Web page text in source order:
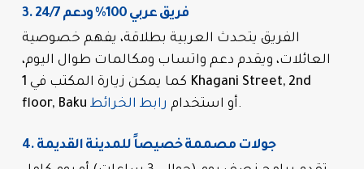
3. فريق عربي 100% ودعم 24/7
الفريق يتحدث العربية بطلاقة، يفهم خصوصية
العائلات، ويقدم دعم واتساب ومكالمات طوال اليوم،
كما يمكن زيارة المكتب في 1 Khagani Street, 2nd
floor, Baku
أو استخدام رابط الخرائط .
4. جولات مصممة خصيصاً للمدينة القديمة